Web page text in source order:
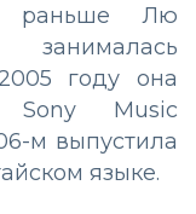
раньше Лю
году она
Sony Music
м выпустила
языке.